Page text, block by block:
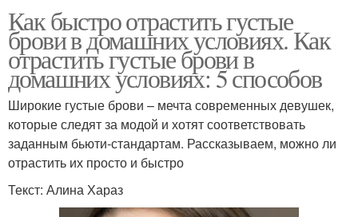
Как быстро отрастить густые
брови в домашних условиях. Как
отрастить густые брови в
домашних условиях: 5 способов
Широкие густые брови – мечта современных девушек,
которые следят за модой и хотят соответствовать
заданным бьюти-стандартам. Рассказываем, можно ли
отрастить их просто и быстро
Текст: Алина Хараз